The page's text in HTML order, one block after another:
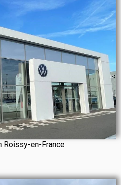
Roissy-en-France